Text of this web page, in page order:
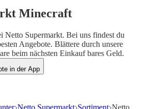
Minecraft
Netto Supermarkt. Bei uns findest du
Angebote. Blättere durch unsere
beim nächsten Einkauf bares Geld.
in der App